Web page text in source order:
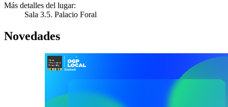
Más detalles del lugar:
Sala 3.5. Palacio Foral
Novedades